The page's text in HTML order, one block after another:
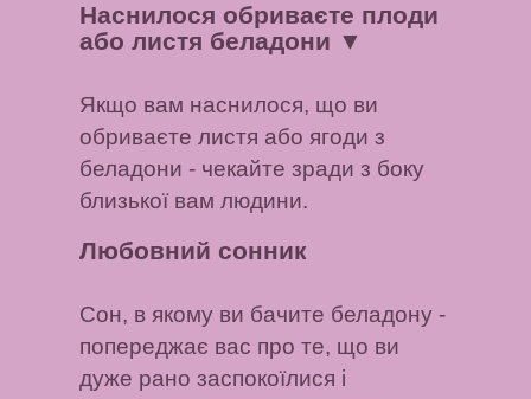
Наснилося обриваєте плоди
або листя беладони ▼
Якщо вам наснилося, що ви
обриваєте листя або ягоди з
беладони - чекайте зради з боку
близької вам людини.
Любовний сонник
Сон, в якому ви бачите беладону -
попереджає вас про те, що ви
дуже рано заспокоїлися і